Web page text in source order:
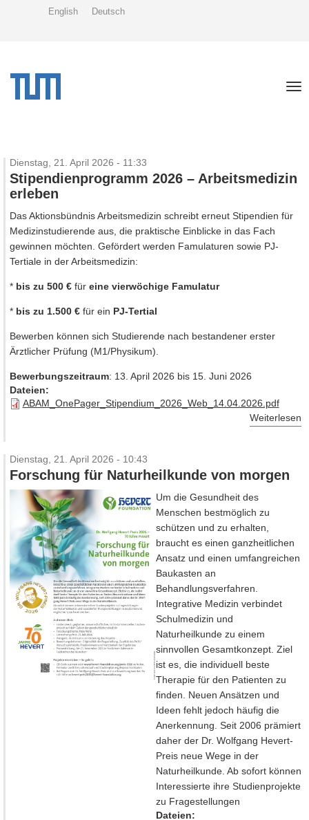
English Deutsch
Dienstag, 21. April 2026 - 11:33
Stipendienprogramm 2026 – Arbeitsmedizin
erleben
Das Aktionsbündnis Arbeitsmedizin schreibt erneut Stipendien für
Medizinstudierende aus, die praktische Einblicke in das Fach
gewinnen möchten. Gefördert werden Famulaturen sowie PJ-
Tertiale in der Arbeitsmedizin:
* bis zu 500 € für eine vierwöchige Famulatur
* bis zu 1.500 €für ein PJ-Tertial
Bewerben können sich Studierende nach bestandener erster
Ärztlicher Prüfung (M1/Physikum).
Bewerbungszeitraum: 13. April 2026 bis 15. Juni 2026
Dateien:
ABAM_OnePager_Stipendium_2026_Web_14.04.2026.pdf
Weiterlesen
Dienstag, 21. April 2026 - 10:43
Forschung für Naturheilkunde von morgen
Um die Gesundheit des
Menschen bestmöglich zu
schützen und zu erhalten,
braucht es einen ganzheitlichen
Ansatz und einen umfangreichen
Baukasten an
Behandlungsverfahren.
Integrative Medizin verbindet
Schulmedizin und
Naturheilkunde zu einem
sinnvollen Gesamtkonzept. Ziel
ist es, die individuell beste
Therapie für den Patienten zu
finden. Neuen Ansätzen und
Ideen fehlt jedoch häufig die
Anerkennung. Seit 2006 prämiert
daher der Dr. Wolfgang Hevert-
Preis neue Wege in der
Naturheilkunde. Ab sofort können
Interessierte ihre Studienprojekte
zu Fragestellungen
Dateien: